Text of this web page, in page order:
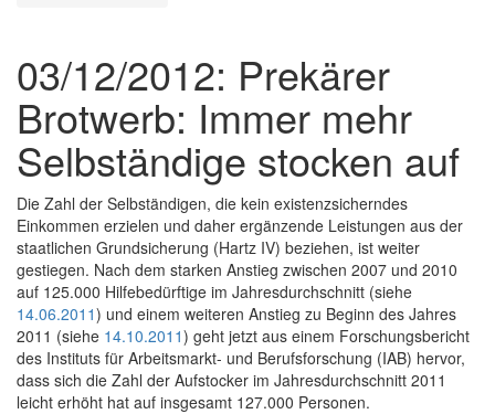
03/12/2012: Prekärer
Brotwerb: Immer mehr
Selbständige stocken auf
Die Zahl der Selbständigen, die kein existenzsicherndes
Einkommen erzielen und daher ergänzende Leistungen aus der
staatlichen Grundsicherung (Hartz IV) beziehen, ist weiter
gestiegen. Nach dem starken Anstieg zwischen 2007 und 2010
auf 125.000 Hilfebedürftige im Jahresdurchschnitt (siehe
14.06.2011) und einem weiteren Anstieg zu Beginn des Jahres
2011 (siehe 14.10.2011) geht jetzt aus einem Forschungsbericht
des Instituts für Arbeitsmarkt- und Berufsforschung (IAB) hervor,
dass sich die Zahl der Aufstocker im Jahresdurchschnitt 2011
leicht erhöht hat auf insgesamt 127.000 Personen.